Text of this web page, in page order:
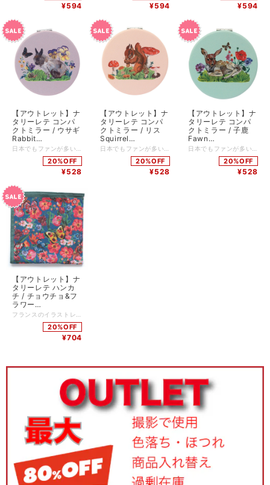
¥594 ¥594 ¥594
【アウトレット】ナ
タリーレテ コンパ
クトミラー / ウサギ
Rabbit
W72xH72mm 等倍
鏡+拡大鏡 NL350
20%OFF
¥528
【アウトレット】ナ
タリーレテ コンパ
クトミラー / リス
Squirrel
W72xH72mm 等倍
鏡+拡大鏡 NL352
20%OFF
¥528
【アウトレット】ナ
タリーレテ コンパ
クトミラー / 子鹿
Fawn
W72xH72mm 等倍
鏡+拡大鏡 NL354
20%OFF
¥528
【アウトレット】ナ
タリーレテ ハンカ
チ / チョウチョ&フ
ラワー
W35xH35cm 綿
100% NL260
20%OFF
¥704